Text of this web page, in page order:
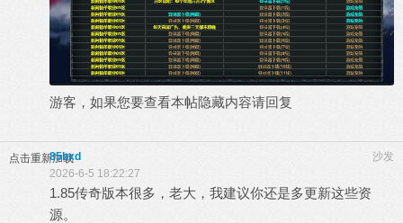
游客，如果您要查看本帖隐藏内容请回复
点击重新加载 沙发
85bxd
2026-6-5 18:22:27
1.85传奇版本很多，老大，我建议你还是多更新这些资
源。